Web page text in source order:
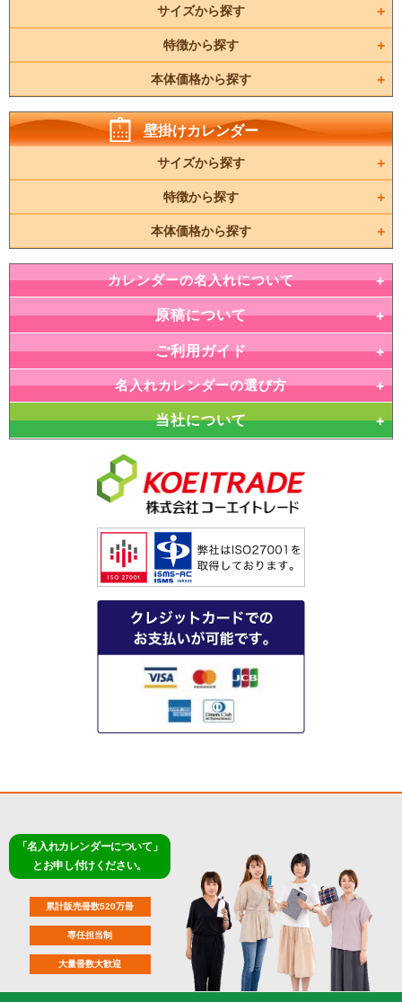
サイズから探す
特徴から探す
本体価格から探す
壁掛けカレンダー
サイズから探す
特徴から探す
本体価格から探す
カレンダーの名入れについて
原稿について
ご利用ガイド
名入れカレンダーの選び方
当社について
「名入れカレンダーについて」
とお申し付けください。
累計販売冊数520万冊
専任担当制
大量冊数大歓迎